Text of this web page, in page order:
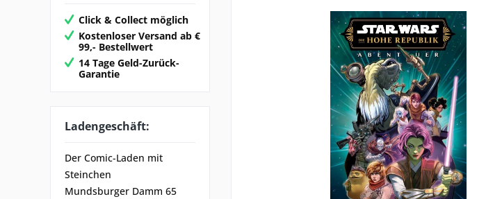
Click & Collect möglich
Kostenloser Versand ab €
99,- Bestellwert
14 Tage Geld-Zurück-
Garantie
Ladengeschäft:
Der Comic-Laden mit
Steinchen
Mundsburger Damm 65